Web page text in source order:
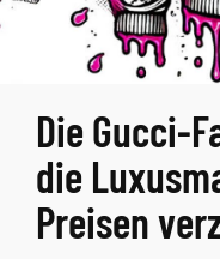
Die Gucci-
die
Preisen